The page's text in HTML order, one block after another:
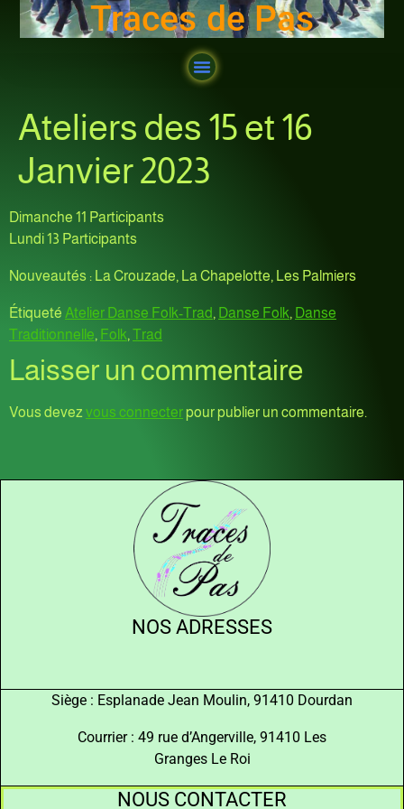
Traces de Pas
Ateliers des 15 et 16
Janvier 2023
Dimanche 11 Participants
Lundi 13 Participants
Nouveautés : La Crouzade, La Chapelotte, Les Palmiers
Étiqueté Atelier Danse Folk-Trad, Danse Folk, Danse
Traditionnelle, Folk, Trad
Laisser un commentaire
Vous devez vous connecterpour publier un commentaire.
NOS ADRESSES
Siège : Esplanade Jean Moulin, 91410 Dourdan
Courrier : 49 rue d’Angerville, 91410 Les
Granges Le Roi
NOUS CONTACTER